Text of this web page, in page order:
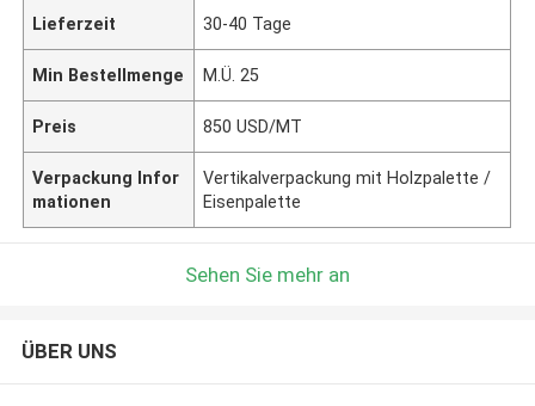
Lieferzeit 30-40 Tage
Min Bestellmenge M.Ü. 25
Preis 850 USD/MT
Verpackung Infor
mationen
Vertikalverpackung mit Holzpalette /
Eisenpalette
Sehen Sie mehr an
ÜBER UNS